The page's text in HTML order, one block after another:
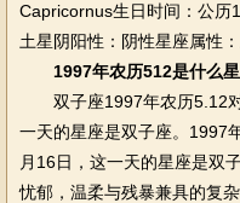
Capricornus生日时间：公历
土星阴阳性：阴性星座属性
1997年农历512是什么
双子座1997年农历5.12对
一天的星座是双子座。1997
月16日，这一天的星座是双
忧郁，温柔与残暴兼具的复